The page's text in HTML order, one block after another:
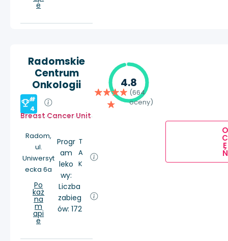
e
Radomskie
Centrum
Onkologii
#
4
Breast Cancer Unit
Radom,
ul.
Uniwersyt
ecka 6a
Po
każ
na
m
api
e
Progr
am
leko
wy:
T
A
K
Liczba
zabieg
ów: 172
4.8
(664
oceny)
O
C
E
Ń